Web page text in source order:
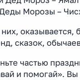
Морозы –
сказок,
частью
и помогай».